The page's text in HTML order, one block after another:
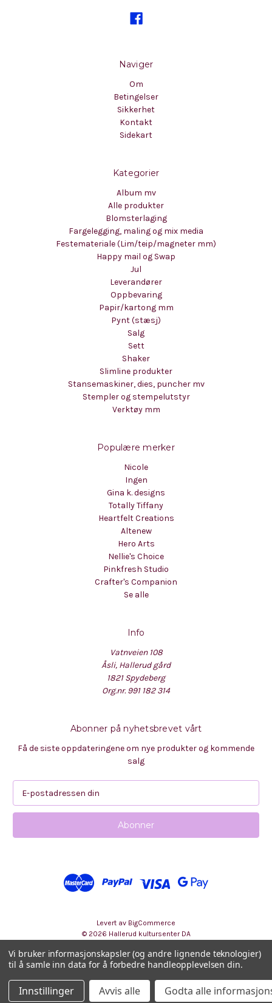
Naviger
Om
Betingelser
Sikkerhet
Kontakt
Sidekart
Kategorier
Album mv
Alle produkter
Blomsterlaging
Fargelegging, maling og mix media
Festemateriale (Lim/teip/magneter mm)
Happy mail og Swap
Jul
Leverandører
Oppbevaring
Papir/kartong mm
Pynt (stæsj)
Salg
Sett
Shaker
Slimline produkter
Stansemaskiner, dies, puncher mv
Stempler og stempelutstyr
Verktøy mm
Populære merker
Nicole
Ingen
Gina k. designs
Totally Tiffany
Heartfelt Creations
Altenew
Hero Arts
Nellie's Choice
Pinkfresh Studio
Crafter's Companion
Se alle
Info
Vatnveien 108
Åsli, Hallerud gård
1821 Spydeberg
Org.nr. 991 182 314
Abonner på nyhetsbrevet vårt
Få de siste oppdateringene om nye produkter og kommende
salg
p
s
e
Levert av BigCommerce
© 2026 Hallerud kultursenter DA
Vi bruker informasjonskapsler (og andre lignende teknologier)
til å samle inn data for å forbedre handleopplevelsen din.
Innstillinger Avvis alle Godta alle